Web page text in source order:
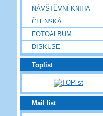
NÁVŠTĚVNÍ KNIHA
ČLENSKÁ
FOTOALBUM
DISKUSE
Toplist
Mail list